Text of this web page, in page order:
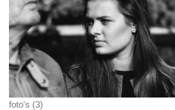
foto's (3)